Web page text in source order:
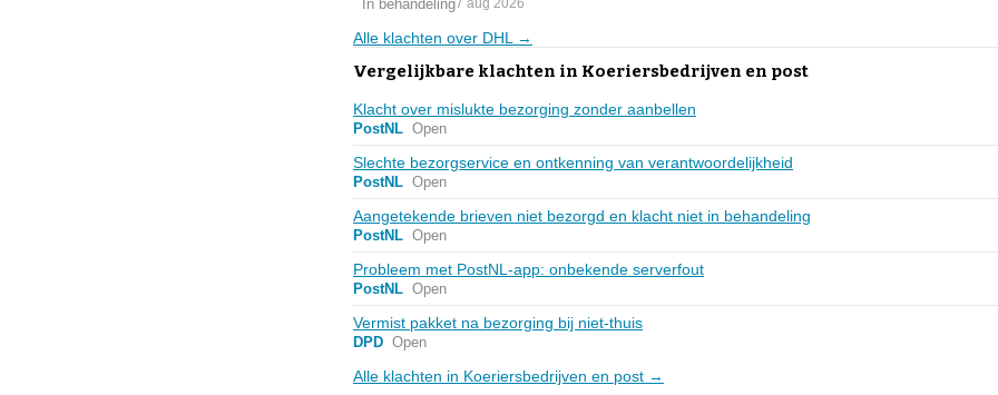
In behandeling7 aug 2026
Alle klachten over DHL →
Vergelijkbare klachten in Koeriersbedrijven en post
Klacht over mislukte bezorging zonder aanbellen
PostNL Open
Slechte bezorgservice en ontkenning van verantwoordelijkheid
PostNL Open
Aangetekende brieven niet bezorgd en klacht niet in behandeling
PostNL Open
Probleem met PostNL-app: onbekende serverfout
PostNL Open
Vermist pakket na bezorging bij niet-thuis
DPD Open
Alle klachten in Koeriersbedrijven en post →